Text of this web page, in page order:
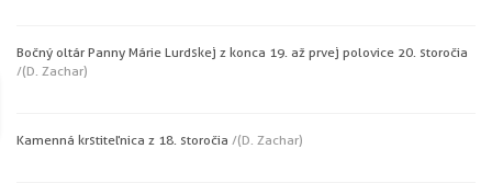
Bočný oltár Panny Márie Lurdskej z konca 19. až prvej polovice 20. storočia
/(D. Zachar)
Kamenná krstiteľnica z 18. storočia /(D. Zachar)